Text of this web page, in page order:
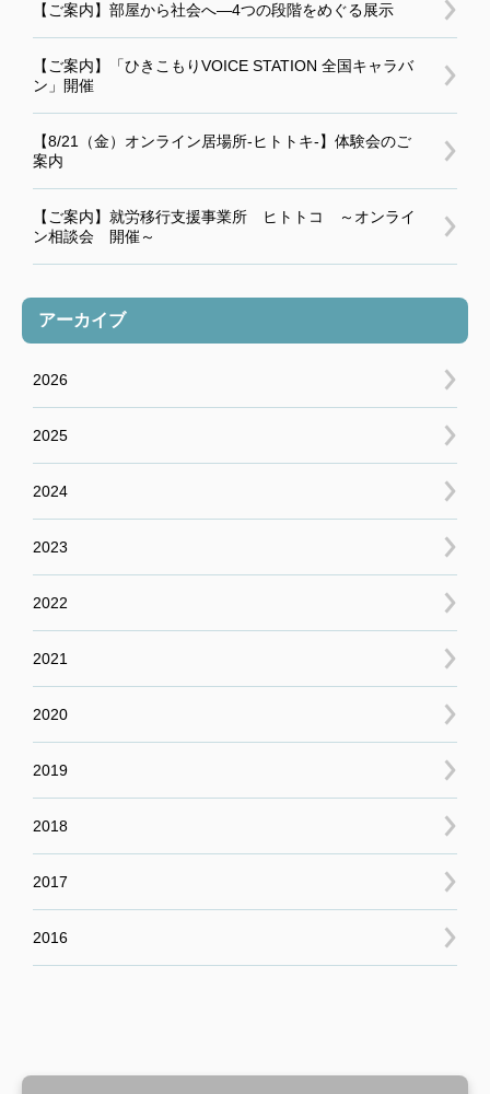
【ご案内】部屋から社会へ―4つの段階をめぐる展示
【ご案内】「ひきこもりVOICE STATION 全国キャラバ
ン」開催
【8/21（金）オンライン居場所-ヒトトキ-】体験会のご
案内
【ご案内】就労移行支援事業所 ヒトトコ ～オンライ
ン相談会 開催～
アーカイブ
2026
2025
2024
2023
2022
2021
2020
2019
2018
2017
2016